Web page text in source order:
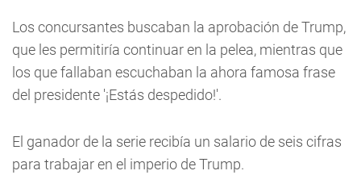
Los concursantes buscaban la aprobación de Trump,
que les permitiría continuar en la pelea, mientras que
los que fallaban escuchaban la ahora famosa frase
del presidente '¡Estás despedido!'.
El ganador de la serie recibía un salario de seis cifras
para trabajar en el imperio de Trump.